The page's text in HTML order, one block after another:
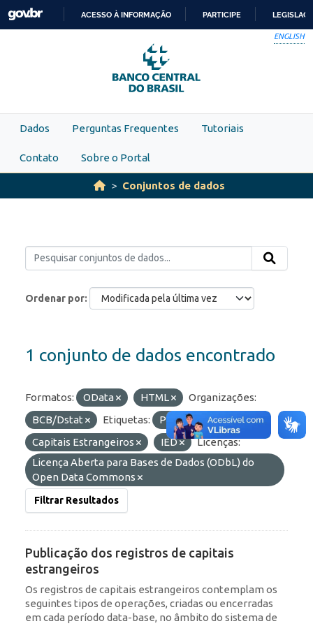
Skip to main content
PARA
O
CONTEÚDO
ACESSO À INFORMAÇÃO PARTICIPE
ENGLISH
Dados Perguntas Frequentes Tutoriais
Contato Sobre o Portal
Conjuntos de dados
Ordenar por
1 conjunto de dados encontrado
Formatos: OData HTML
Organizações:
BCB/Dstat
Etiquetas:
Portfólio
Capitais Estrangeiros
IED
Licenças:
Licença Aberta para Bases de Dados (ODbL) do
Open Data Commons
Filtrar Resultados
Publicação dos registros de capitais
estrangeiros
Os registros de capitais estrangeiros contemplam os
seguintes tipos de operações, criadas ou encerradas
em cada período data-base, no âmbito do sistema de